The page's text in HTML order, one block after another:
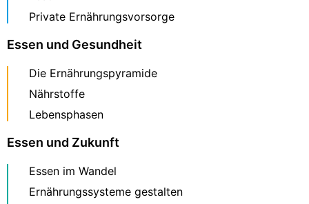
Private Ernährungsvorsorge
Essen und Gesundheit
Die Ernährungspyramide
Nährstoffe
Lebensphasen
Essen und Zukunft
Essen im Wandel
Ernährungssysteme gestalten